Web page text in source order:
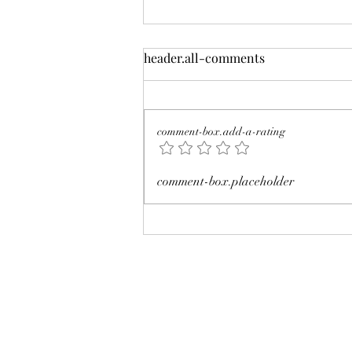
Octubre 2025. Día 17 : Accesos
header.all-comments
comment-box.add-a-rating
comment-box.placeholder